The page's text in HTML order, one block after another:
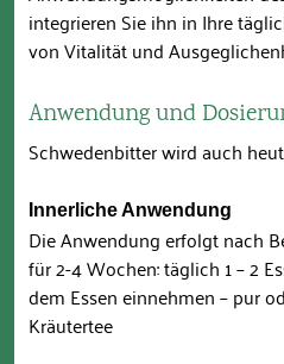
integrieren Sie ihn in Ihre
von Vitalität und
Anwendung und
Schwedenbitter wird auch
Innerliche Anwendung
Die Anwendung erfolgt nach
für 2-4 Wochen: täglich 1 – 2
dem Essen einnehmen – pur
Kräutertee